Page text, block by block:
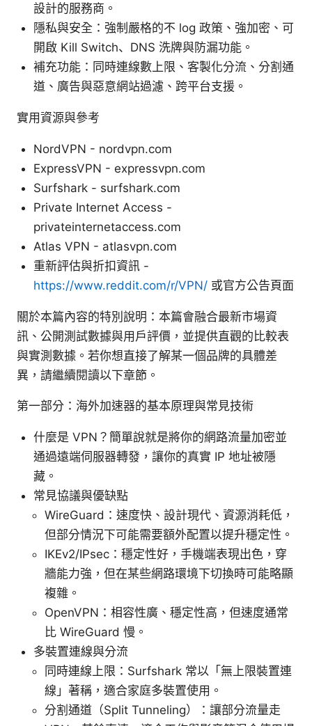
設計的服務商。
隱私與安全：強制嚴格的不 log 政策、強加密、可
開啟 Kill Switch、DNS 洗牌與防漏功能。
補充功能：同時連線數上限、客製化分流、分割通
道、廣告與惡意網站過濾、跨平台支援。
實用資源與參考
NordVPN - nordvpn.com
ExpressVPN - expressvpn.com
Surfshark - surfshark.com
Private Internet Access -
privateinternetaccess.com
Atlas VPN - atlasvpn.com
重新評估與折扣資訊 -
https://www.reddit.com/r/VPN/ 或官方公告頁面
關於本篇內容的特別說明：本篇會融合最新市場資
訊、公開測試數據與用戶評價，並提供直觀的比較表
與實測數據。若你想直接了解某一個品牌的具體差
異，請繼續閱讀以下章節。
第一部分：海外加速器的基本原理與常見技術
什麼是 VPN？簡單說就是將你的網路流量加密並
通過遠端伺服器轉發，讓你的真實 IP 地址被隱
藏。
常見協議與優缺點
WireGuard：速度快、設計現代、資源消耗低，
但部分情況下可能需要額外配置以提升穩定性。
IKEv2/IPsec：穩定性好，手機端表現出色，穿
牆能力強，但在某些網路環境下切換時可能略顯
複雜。
OpenVPN：相容性廣、穩定性高，但速度通常
比 WireGuard 慢。
多裝置連線與分流
同時連線上限：Surfshark 常以「無上限裝置連
線」著稱，適合家庭多裝置使用。
分割通道（Split Tunneling）：讓部分流量走